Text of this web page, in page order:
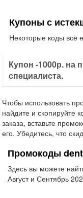
Купоны с
Некоторые коды всё
Купон -1000р. на
специалиста.
Чтобы использовать
найдите и скопируйте
заказа, вставьте
его. Убедитесь, что
Промокоды
Здесь вы можете
Август и Сентябрь